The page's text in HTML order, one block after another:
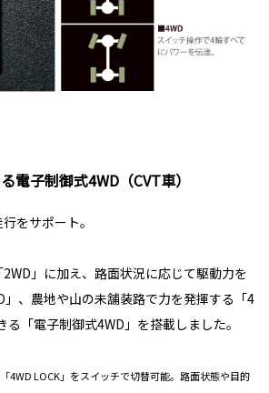
電子制御式4WD（CVT車）
をサポート。
」に加え、路面状況に応じて駆動力を
」、農地や山の未舗装路で力を発揮する「4
る「電子制御式4WD」を搭載しました。
4WD LOCK」をスイッチで切替可能。路面状態や目的